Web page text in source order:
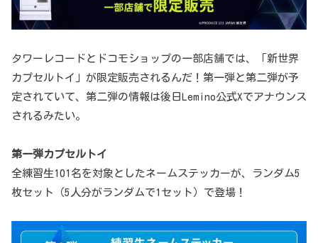
タワーレコードとドコモショップの一部店舗では、「新世界
カプセルトイ」が限定販売されるんだ！第一弾と第二弾が予
定されていて、第二弾の情報は後日Lemino公式Xでアナウンス
されるみたい。
第一弾カプセルトイ
全練習生101名を対象としたネームステッカーが、ランダム5
枚セット（5人分がランダムで1セット）で登場！